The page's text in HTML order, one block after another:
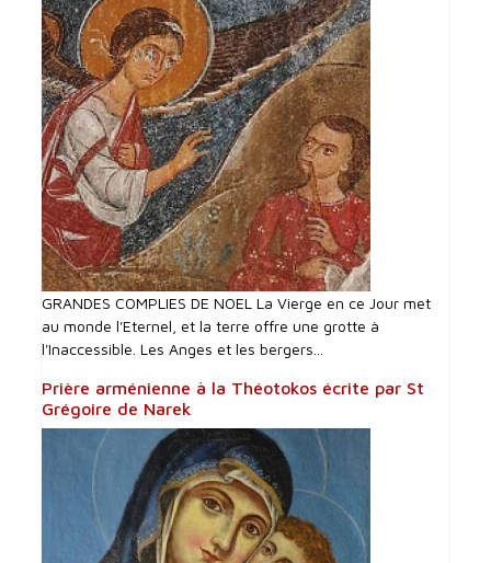
GRANDES COMPLIES DE NOEL La Vierge en ce Jour met
au monde l'Eternel, et la terre offre une grotte à
l'Inaccessible. Les Anges et les bergers...
Prière arménienne à la Théotokos écrite par St
Grégoire de Narek